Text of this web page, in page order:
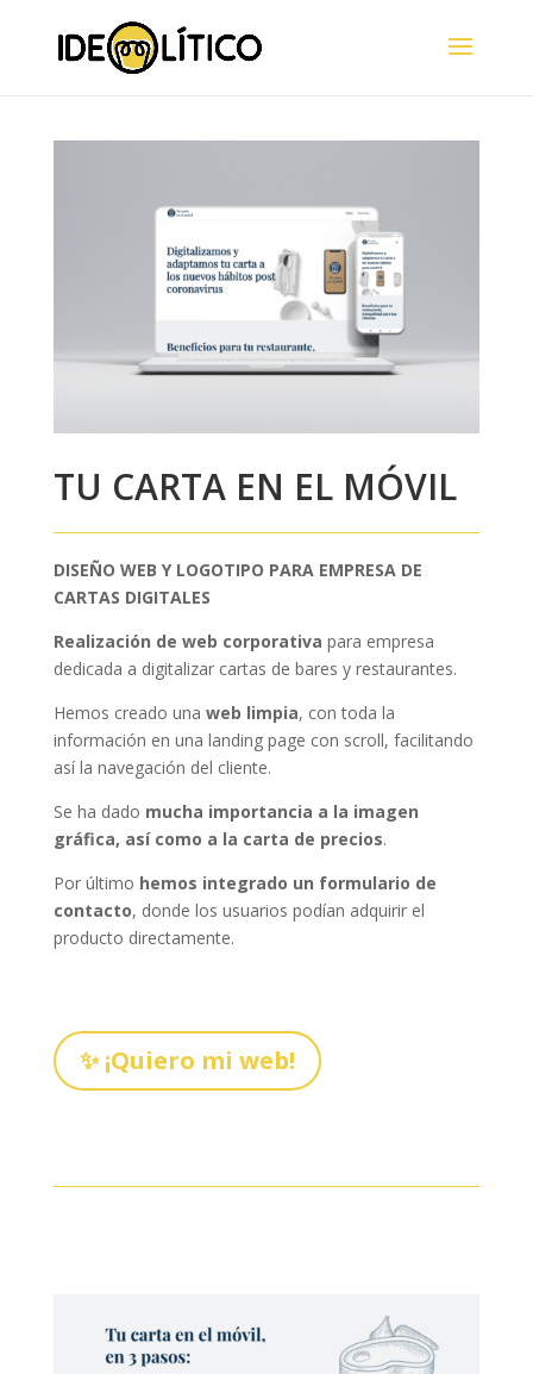
TU CARTA EN EL MÓVIL
DISEÑO WEB Y LOGOTIPO PARA EMPRESA DE
CARTAS DIGITALES
Realización de web corporativa para empresa
dedicada a digitalizar cartas de bares y restaurantes.
Hemos creado una web limpia, con toda la
información en una landing page con scroll, facilitando
así la navegación del cliente.
Se ha dado mucha importancia a la imagen
gráfica, así como a la carta de precios.
Por último hemos integrado un formulario de
contacto, donde los usuarios podían adquirir el
producto directamente.
✨ ¡Quiero mi web!